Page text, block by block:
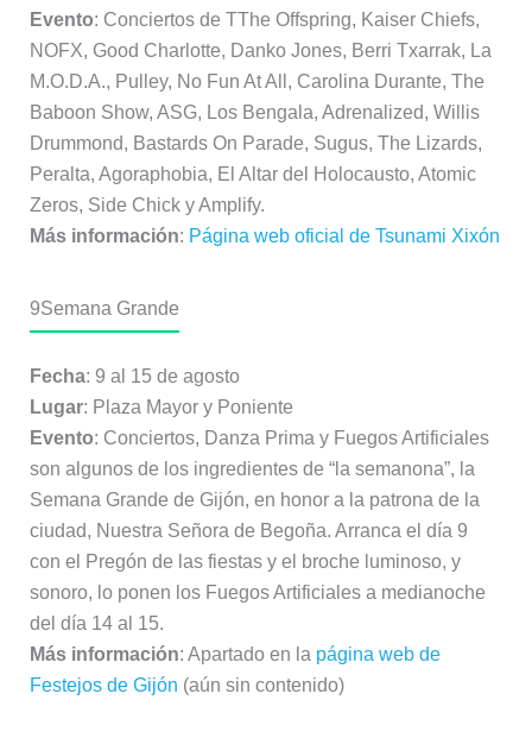
Evento: Conciertos de TThe Offspring, Kaiser Chiefs,
NOFX, Good Charlotte, Danko Jones, Berri Txarrak, La
M.O.D.A., Pulley, No Fun At All, Carolina Durante, The
Baboon Show, ASG, Los Bengala, Adrenalized, Willis
Drummond, Bastards On Parade, Sugus, The Lizards,
Peralta, Agoraphobia, El Altar del Holocausto, Atomic
Zeros, Side Chick y Amplify.
Más información: Página web oficial de Tsunami Xixón
9Semana Grande
Fecha: 9 al 15 de agosto
Lugar: Plaza Mayor y Poniente
Evento: Conciertos, Danza Prima y Fuegos Artificiales
son algunos de los ingredientes de “la semanona”, la
Semana Grande de Gijón, en honor a la patrona de la
ciudad, Nuestra Señora de Begoña. Arranca el día 9
con el Pregón de las fiestas y el broche luminoso, y
sonoro, lo ponen los Fuegos Artificiales a medianoche
del día 14 al 15.
Más información: Apartado en la página web de
Festejos de Gijón (aún sin contenido)